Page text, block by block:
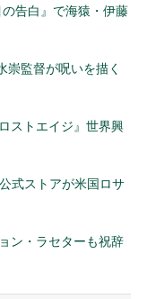
告白』で海猿・伊藤
崇監督が呪いを描く
ストエイジ』世界興
式ストアが米国ロサ
ン・ラセターも祝辞